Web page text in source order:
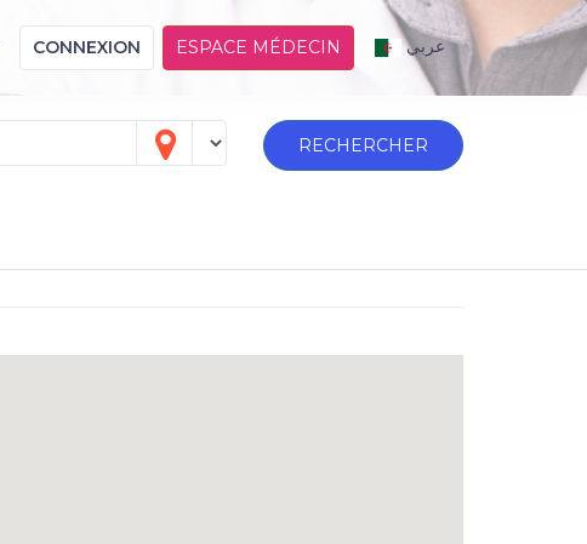
CONNEXION ESPACE MÉDECIN عربي
RECHERCHER